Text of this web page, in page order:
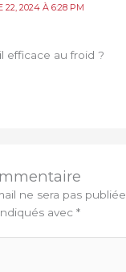
22, 2024 À 6:28 PM
efficace au froid ?
ne sera pas publiée.
avec *